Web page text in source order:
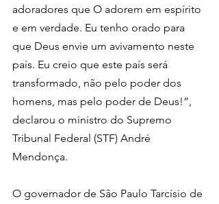
adoradores que O adorem em espírito
e em verdade. Eu tenho orado para
que Deus envie um avivamento neste
país. Eu creio que este país será
transformado, não pelo poder dos
homens, mas pelo poder de Deus!”,
declarou o ministro do Supremo
Tribunal Federal (STF) André
Mendonça.
O governador de São Paulo Tarcísio de